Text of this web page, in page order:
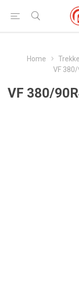
Home
VF 380/
VF 380/